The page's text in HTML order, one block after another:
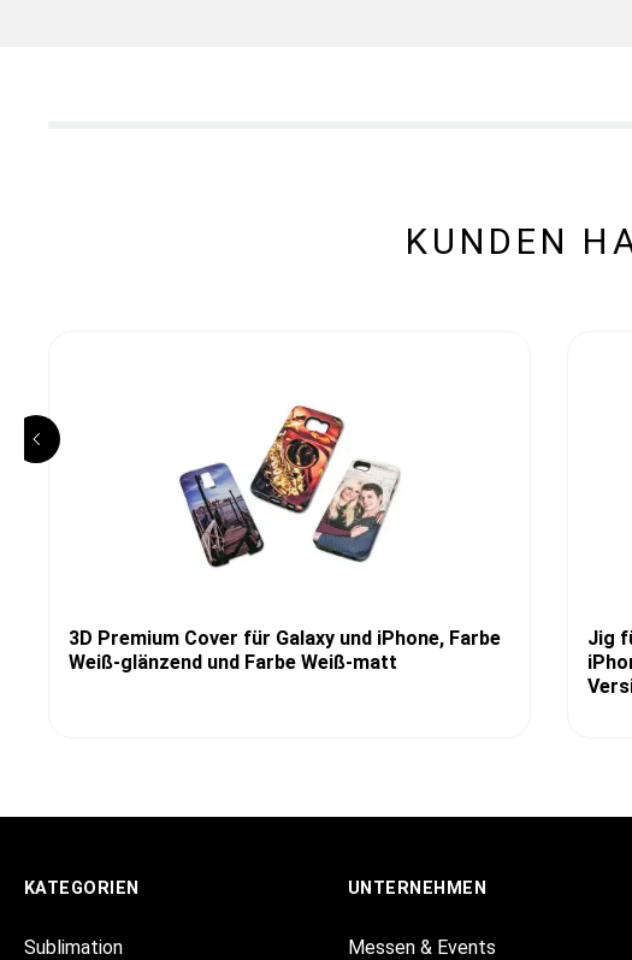
KUNDEN
3D Premium Cover für Galaxy und iPhone, Farbe
Weiß-glänzend und Farbe Weiß-matt
Jig
KATEGORIEN
Sublimation
UNTERNEHMEN
Messen & Events